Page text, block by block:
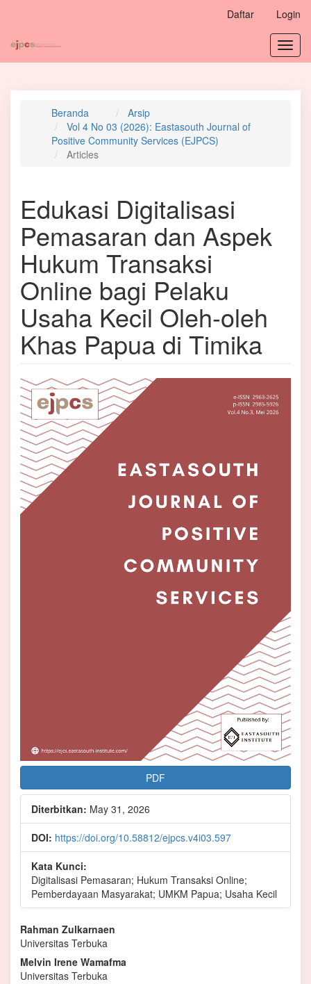
Utama
Bilah
Daftar Login
Beranda
Arsip
Vol 4 No 03 (2026): Eastasouth Journal of
Positive Community Services (EJPCS)
Articles
Edukasi Digitalisasi
Pemasaran dan Aspek
Hukum Transaksi
Online bagi Pelaku
Usaha Kecil Oleh-oleh
Khas Papua di Timika
Bilah
Samping
Artikel
PDF
Diterbitkan: May 31, 2026
DOI: https://doi.org/10.58812/ejpcs.v4i03.597
Kata Kunci:
Digitalisasi Pemasaran; Hukum Transaksi Online;
Pemberdayaan Masyarakat; UMKM Papua; Usaha Kecil
Isi
Artikel
Rahman Zulkarnaen
Universitas Terbuka
Melvin Irene Wamafma
Universitas Terbuka